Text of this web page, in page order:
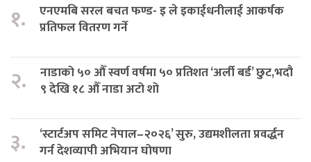
१.
एनएमबि सरल बचत फण्ड- इ ले इकाईधनीलाई आकर्षक
प्रतिफल वितरण गर्ने
२.
नाडाको ५० औँ स्वर्ण वर्षमा ५० प्रतिशत ‘अर्ली बर्ड’ छुट,भदौ
९ देखि १८ औँ नाडा अटो शो
३.
‘स्टार्टअप समिट नेपाल–२०२६’ सुरु, उद्यमशीलता प्रवर्द्धन
गर्न देशव्यापी अभियान घोषणा